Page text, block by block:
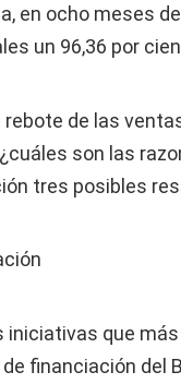
en ocho meses
un 96,36 por
de las
son las
tres posibles
iniciativas que
financiación del